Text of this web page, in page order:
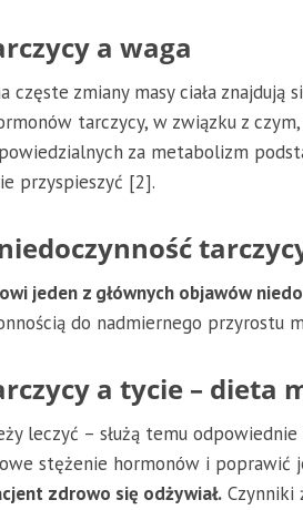
a waga
częste zmiany masy ciała
tarczycy, w związku z czym,
za metabolizm
przyspieszyć [2].
jeden z głównych objawów
do nadmiernego przyrostu
a tycie – dieta
leczyć – służą temu
stężenie hormonów i
zdrowo się odżywiał. Czynniki